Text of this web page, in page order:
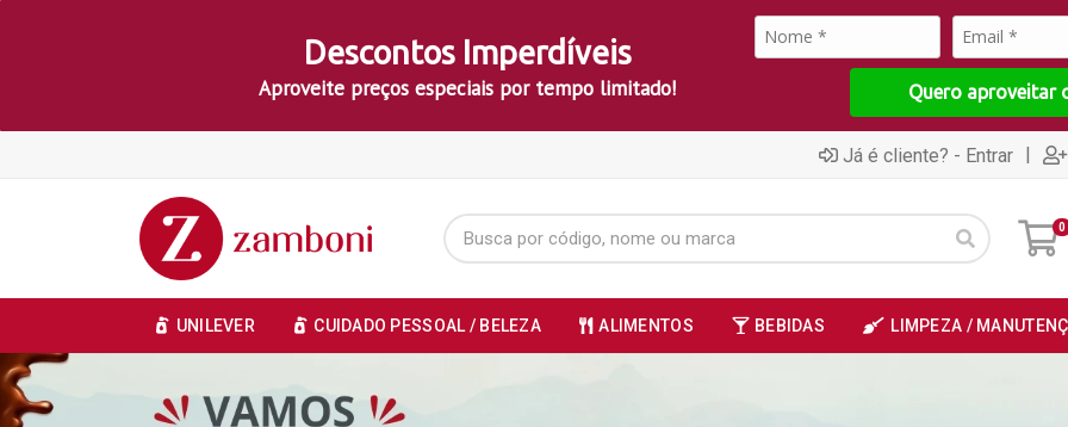
Descontos Imperdíveis
Aproveite preços especiais por tempo limitado! Quero aproveitar
Já é cliente? - Entrar |
0
UNILEVER CUIDADO PESSOAL / BELEZA ALIMENTOS BEBIDAS LIMPEZA /